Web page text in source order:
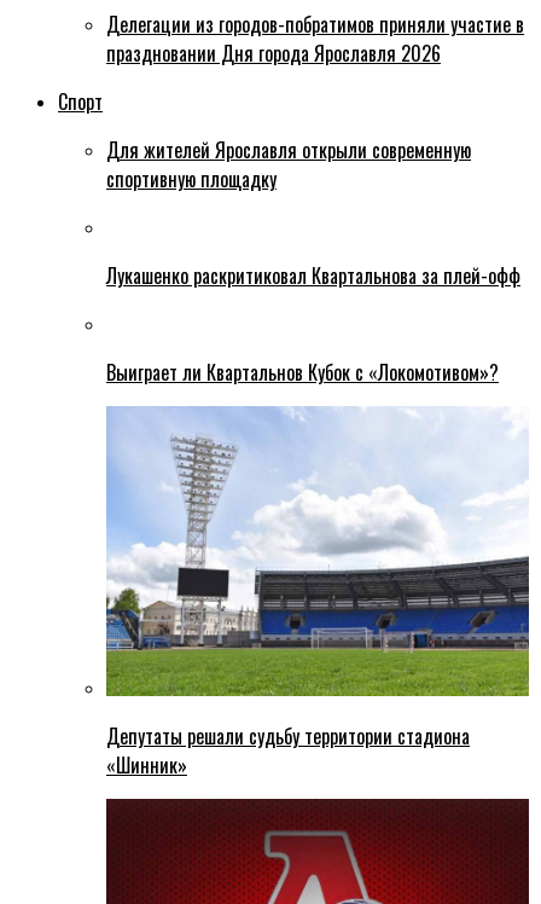
Делегации из городов-побратимов приняли участие в
праздновании Дня города Ярославля 2026
Спорт
Для жителей Ярославля открыли современную
спортивную площадку
Лукашенко раскритиковал Квартальнова за плей-офф
Выиграет ли Квартальнов Кубок с «Локомотивом»?
Депутаты решали судьбу территории стадиона
«Шинник»